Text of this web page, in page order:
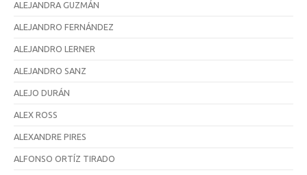
ALEJANDRA GUZMÁN
ALEJANDRO FERNÁNDEZ
ALEJANDRO LERNER
ALEJANDRO SANZ
ALEJO DURÁN
ALEX ROSS
ALEXANDRE PIRES
ALFONSO ORTÍZ TIRADO